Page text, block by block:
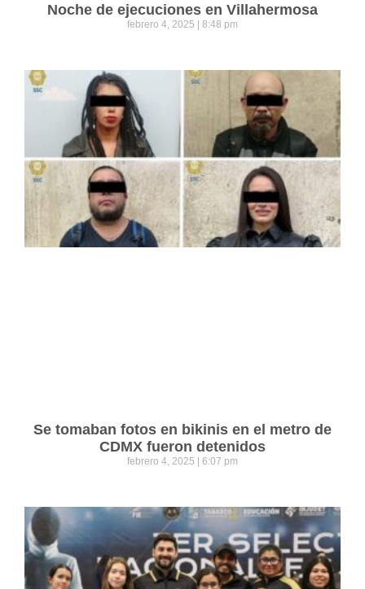
Noche de ejecuciones en Villahermosa
febrero 4, 2025 8:48 pm
Se tomaban fotos en bikinis en el metro de
CDMX fueron detenidos
febrero 4, 2025 6:07 pm